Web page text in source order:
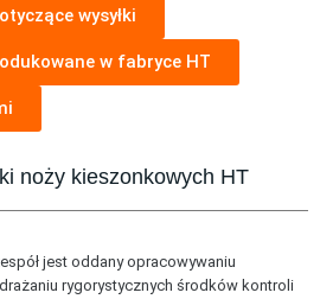
wysyłki
w fabryce HT
noży kieszonkowych HT
jest oddany opracowywaniu
rygorystycznych środków kontroli